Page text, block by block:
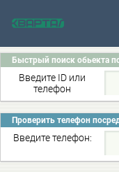
Быстрый поиск обьекта
Введите ID или
телефон
Проверить телефон
Введите телефон: